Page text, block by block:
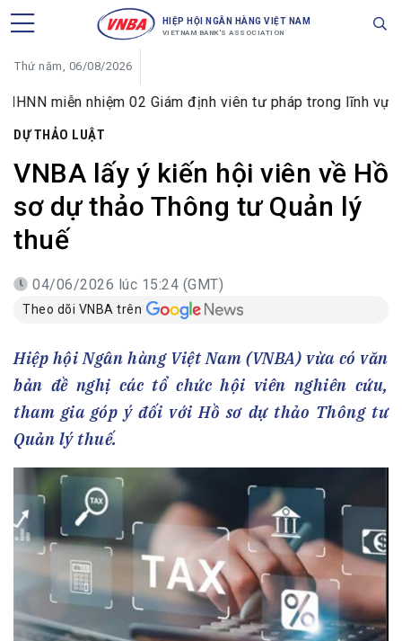
HIỆP HỘI NGÂN HÀNG VIỆT NAM
VIETNAM BANK'S ASSOCIATION
Thứ năm, 06/08/2026
nhiệm 02 Giám định viên tư pháp trong lĩnh vực tiền tệ
DỰ THẢO LUẬT
VNBA lấy ý kiến hội viên về Hồ
sơ dự thảo Thông tư Quản lý
thuế
04/06/2026 lúc 15:24 (GMT)
Theo dõi VNBA trên
Hiệp hội Ngân hàng Việt Nam (VNBA) vừa có văn
bản đề nghị các tổ chức hội viên nghiên cứu,
tham gia góp ý đối với Hồ sơ dự thảo Thông tư
Quản lý thuế.